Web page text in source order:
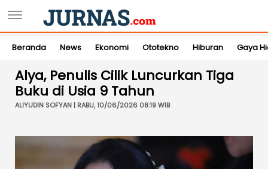
Beranda News Ekonomi Ototekno Hiburan Gaya
Alya, Penulis Cilik Luncurkan Tiga
Buku di Usia 9 Tahun
ALIYUDIN SOFYAN | RABU, 10/06/2026 08:19 WIB